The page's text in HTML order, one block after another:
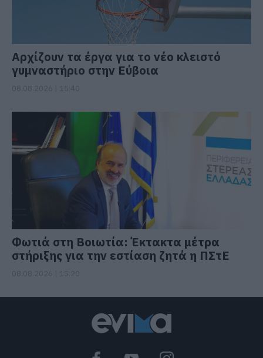
Αρχίζουν τα έργα για το νέο κλειστό
γυμναστήριο στην Εύβοια
Φωτιά στη Βοιωτία: Έκτακτα μέτρα
στήριξης για την εστίαση ζητά η ΠΣτΕ